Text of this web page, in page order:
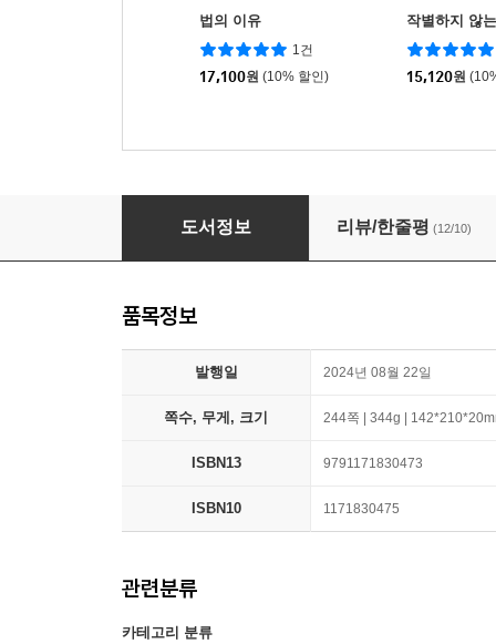
법의 이유
1건
17,100원 (10% 할인)
작별하지 않
15,120원
이토록 다정한 개인주의자
도서정보 리뷰/한줄평 (12/10)
품목정보
발행일 2024년 08월 22일
쪽수, 무게, 크기 244쪽 | 344g |
ISBN13 9791171830473
ISBN10 1171830475
관련분류
카테고리 분류